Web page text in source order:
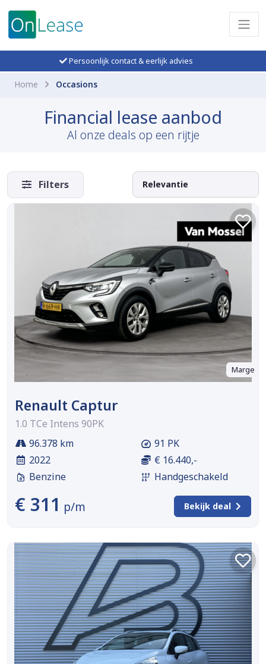
Persoonlijk contact & eerlijk advies
Home Occasions
Financial lease aanbod
Al onze deals op een rijtje
Filters
Marge
Renault Captur
1.0 TCe Intens 90PK
96.378 km
2022
Benzine
91 PK
€ 16.440,-
Handgeschakeld
€ 311 p/m Bekijk deal